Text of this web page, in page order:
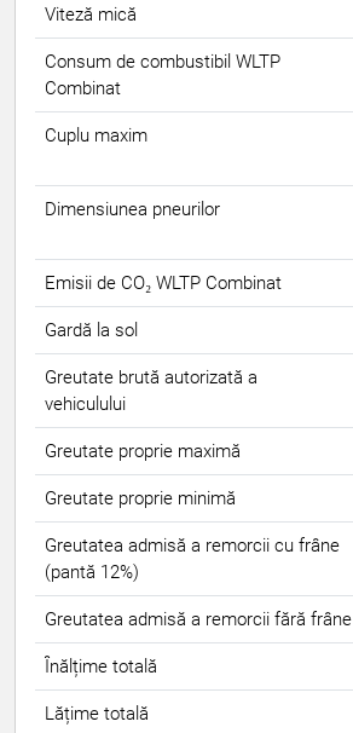
Viteză mică
Consum de combustibil WLTP
Combinat
Cuplu maxim
Dimensiunea pneurilor
Emisii de CO₂ WLTP Combinat
Gardă la sol
Greutate brută autorizată a
vehiculului
Greutate proprie maximă
Greutate proprie minimă
Greutatea admisă a remorcii cu frâne
(pantă 12%)
Greutatea admisă a remorcii fără frâne
Înălțime totală
Lățime totală